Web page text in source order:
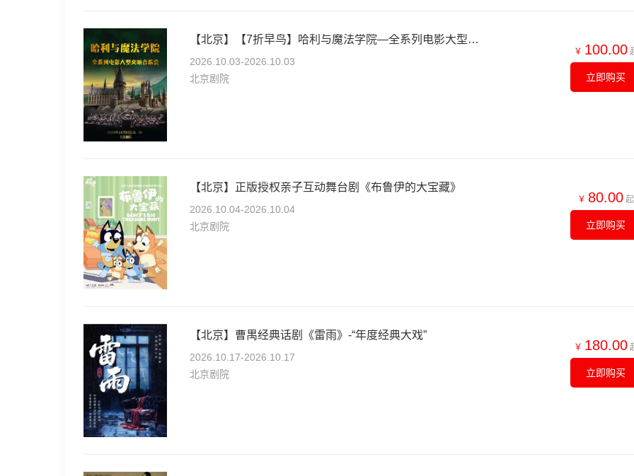
【北京】【7折早鸟】哈利与魔法学院—全系列电影大型交响音乐会
2026.10.03-2026.10.03
北京剧院
￥ 100.00
立即购买
【北京】正版授权亲子互动舞台剧《布鲁伊的大宝藏》
2026.10.04-2026.10.04
北京剧院
￥ 80.00 起
立即购买
【北京】曹禺经典话剧《雷雨》-“年度经典大戏”
2026.10.17-2026.10.17
北京剧院
￥ 180.00
立即购买